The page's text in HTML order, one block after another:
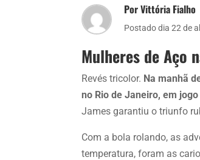
Por Vittória Fialho
Postado dia 22 de
Mulheres de Aço
Revés tricolor. Na manhã
no Rio de Janeiro, em
James garantiu o triunfo
Com a bola rolando, as
temperatura, foram as